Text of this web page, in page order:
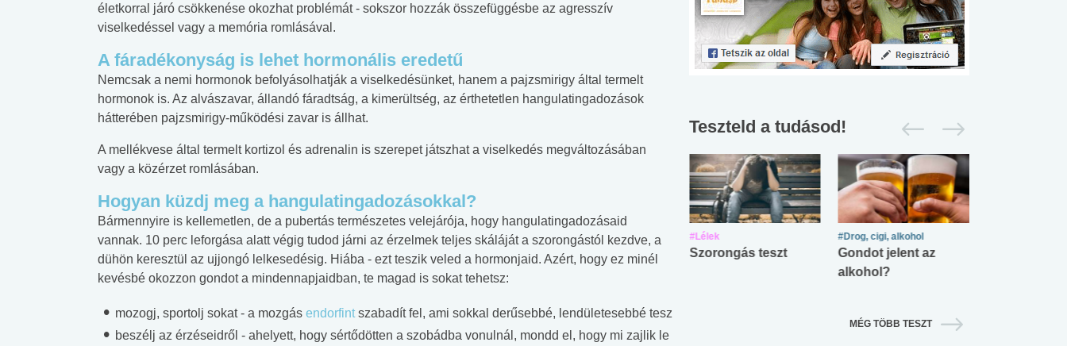
életkorral járó csökkenése okozhat problémát - sokszor hozzák összefüggésbe az agresszív
viselkedéssel vagy a memória romlásával.
A fáradékonyság is lehet hormonális eredetű
Nemcsak a nemi hormonok befolyásolhatják a viselkedésünket, hanem a pajzsmirigy által termelt
hormonok is. Az alvászavar, állandó fáradtság, a kimerültség, az érthetetlen hangulatingadozások
hátterében pajzsmirigy-működési zavar is állhat.
A mellékvese által termelt kortizol és adrenalin is szerepet játszhat a viselkedés megváltozásában
vagy a közérzet romlásában.
Hogyan küzdj meg a hangulatingadozásokkal?
Bármennyire is kellemetlen, de a pubertás természetes velejárója, hogy hangulatingadozásaid
vannak. 10 perc leforgása alatt végig tudod járni az érzelmek teljes skáláját a szorongástól kezdve, a
dühön keresztül az ujjongó lelkesedésig. Hiába - ezt teszik veled a hormonjaid. Azért, hogy ez minél
kevésbé okozzon gondot a mindennapjaidban, te magad is sokat tehetsz:
mozogj, sportolj sokat - a mozgás endorfintszabadít fel, ami sokkal derűsebbé, lendületesebbé tesz
beszélj az érzéseidről - ahelyett, hogy sértődötten a szobádba vonulnál, mondd el, hogy mi zajlik le
Teszteld a tudásod!
#Zöldövezet
Mekkora az ökológiai
lábnyomod?
#Betegségek
Elsősegély
tudásteszt
#Suli, munka
Angol középfokú
nyelvvizsga teszt -
#Suli, munka
Internet-függőség
#Lélek
Szorongás teszt
#Drog, cigi, alkohol
Gondot jelent az
alkohol?
MÉG TÖBB TESZT